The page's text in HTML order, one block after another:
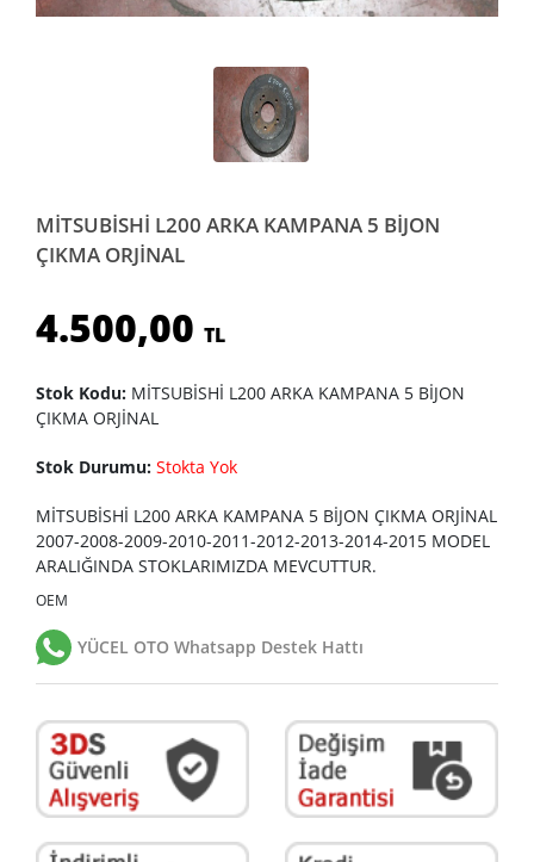
MİTSUBİSHİ L200 ARKA KAMPANA 5 BİJON
ÇIKMA ORJİNAL
4.500,00 TL
Stok Kodu: MİTSUBİSHİ L200 ARKA KAMPANA 5 BİJON
ÇIKMA ORJİNAL
Stok Durumu: Stokta Yok
MİTSUBİSHİ L200 ARKA KAMPANA 5 BİJON ÇIKMA ORJİNAL
2007-2008-2009-2010-2011-2012-2013-2014-2015 MODEL
ARALIĞINDA STOKLARIMIZDA MEVCUTTUR.
OEM
YÜCEL OTO Whatsapp Destek Hattı